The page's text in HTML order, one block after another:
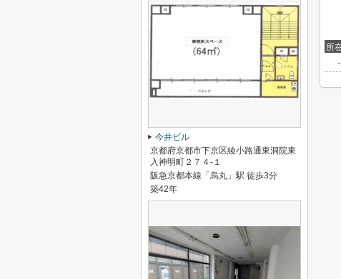
所
-
今井ビル
京都府京都市下京区綾小路通東洞院東
入神明町２７４-１
阪急京都本線「烏丸」駅 徒歩3分
築42年